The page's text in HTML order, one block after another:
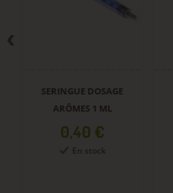
SERINGUE DOSAGE
ARÔMES 1 ML
Prix
0,40 €
En stock